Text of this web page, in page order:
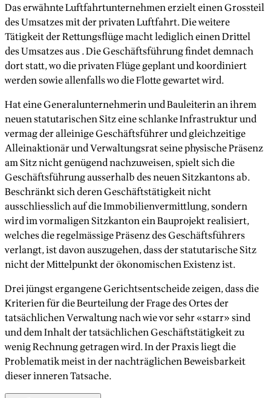
Das erwähnte Luftfahrtunternehmen erzielt einen Grossteil
des Umsatzes mit der privaten Luftfahrt. Die weitere
Tätigkeit der Rettungsflüge macht lediglich einen Drittel
des Umsatzes aus . Die Geschäftsführung findet demnach
dort statt, wo die privaten Flüge geplant und koordiniert
werden sowie allenfalls wo die Flotte gewartet wird.
Hat eine Generalunternehmerin und Bauleiterin an ihrem
neuen statutarischen Sitz eine schlanke Infrastruktur und
vermag der alleinige Geschäftsführer und gleichzeitige
Alleinaktionär und Verwaltungsrat seine physische Präsenz
am Sitz nicht genügend nachzuweisen, spielt sich die
Geschäftsführung ausserhalb des neuen Sitzkantons ab.
Beschränkt sich deren Geschäftstätigkeit nicht
ausschliesslich auf die Immobilienvermittlung, sondern
wird im vormaligen Sitzkanton ein Bauprojekt realisiert,
welches die regelmässige Präsenz des Geschäftsführers
verlangt, ist davon auszugehen, dass der statutarische Sitz
nicht der Mittelpunkt der ökonomischen Existenz ist.
Drei jüngst ergangene Gerichtsentscheide zeigen, dass die
Kriterien für die Beurteilung der Frage des Ortes der
tatsächlichen Verwaltung nach wie vor sehr «starr» sind
und dem Inhalt der tatsächlichen Geschäftstätigkeit zu
wenig Rechnung getragen wird. In der Praxis liegt die
Problematik meist in der nachträglichen Beweisbarkeit
dieser inneren Tatsache.